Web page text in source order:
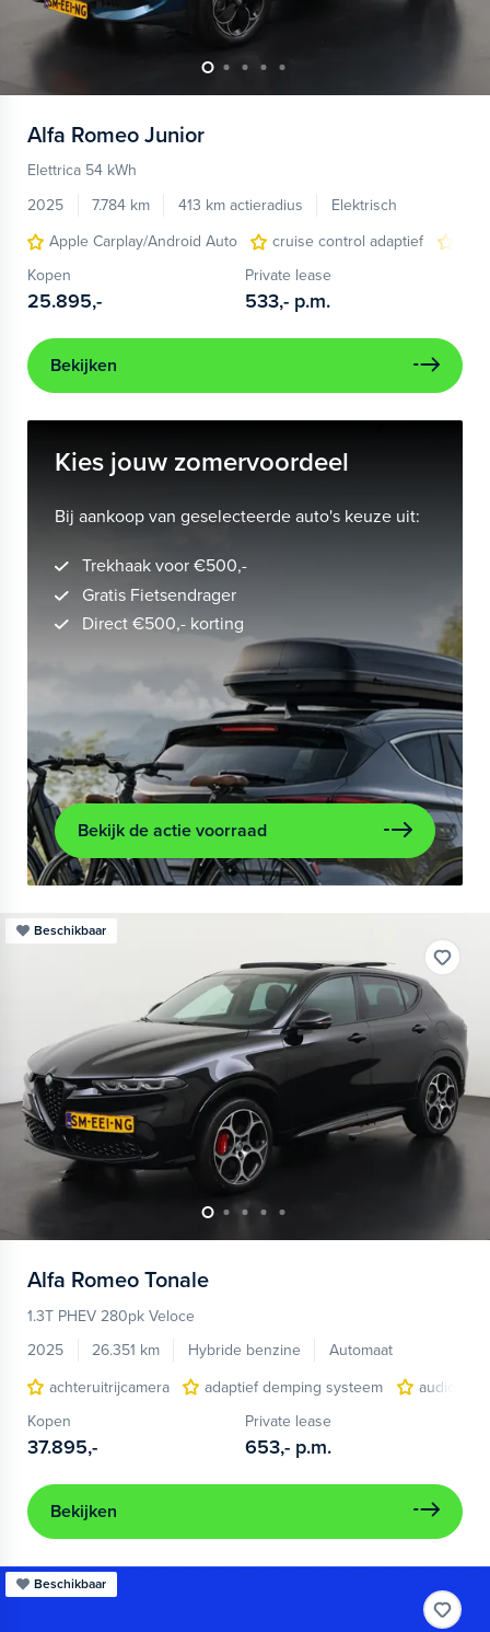
Alfa Romeo Junior
Elettrica 54 kWh
2025
7.784 km 413 km actieradius
Elektrisch
Apple Carplay/Android Auto
cruise control adaptief
Kopen
25.895,-
Private lease
533,- p.m.
Bekijken
Kies jouw zomervoordeel
Bij aankoop van geselecteerde auto's keuze uit:
Trekhaak voor €500,-
Gratis Fietsendrager
Direct €500,- korting
Bekijk de actie voorraad
Beschikbaar
Alfa Romeo Tonale
1.3T PHEV 280pk Veloce
2025
26.351 km Hybride benzine
Automaat
achteruitrijcamera
adaptief demping systeem
audio
Kopen
37.895,-
Private lease
653,- p.m.
Bekijken
Beschikbaar